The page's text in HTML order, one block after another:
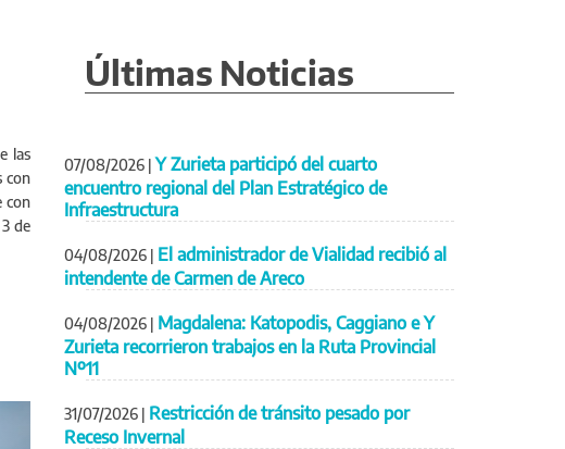
las
con
con
de
Últimas Noticias
07/08/2026 | Y Zurieta participó del cuarto
encuentro regional del Plan Estratégico de
Infraestructura
04/08/2026 | El administrador de Vialidad recibió al
intendente de Carmen de Areco
04/08/2026 | Magdalena: Katopodis, Caggiano e Y
Zurieta recorrieron trabajos en la Ruta Provincial
Nº11
31/07/2026 | Restricción de tránsito pesado por
Receso Invernal